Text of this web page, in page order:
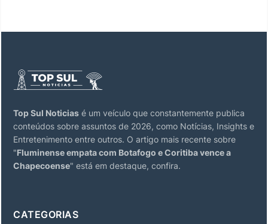
Top Sul Noticias é um veículo que constantemente publica
conteúdos sobre assuntos de 2026, como Notícias, Insights e
Entretenimento entre outros. O artigo mais recente sobre
"Fluminense empata com Botafogo e Coritiba vence a
Chapecoense" está em destaque, confira.
CATEGORIAS